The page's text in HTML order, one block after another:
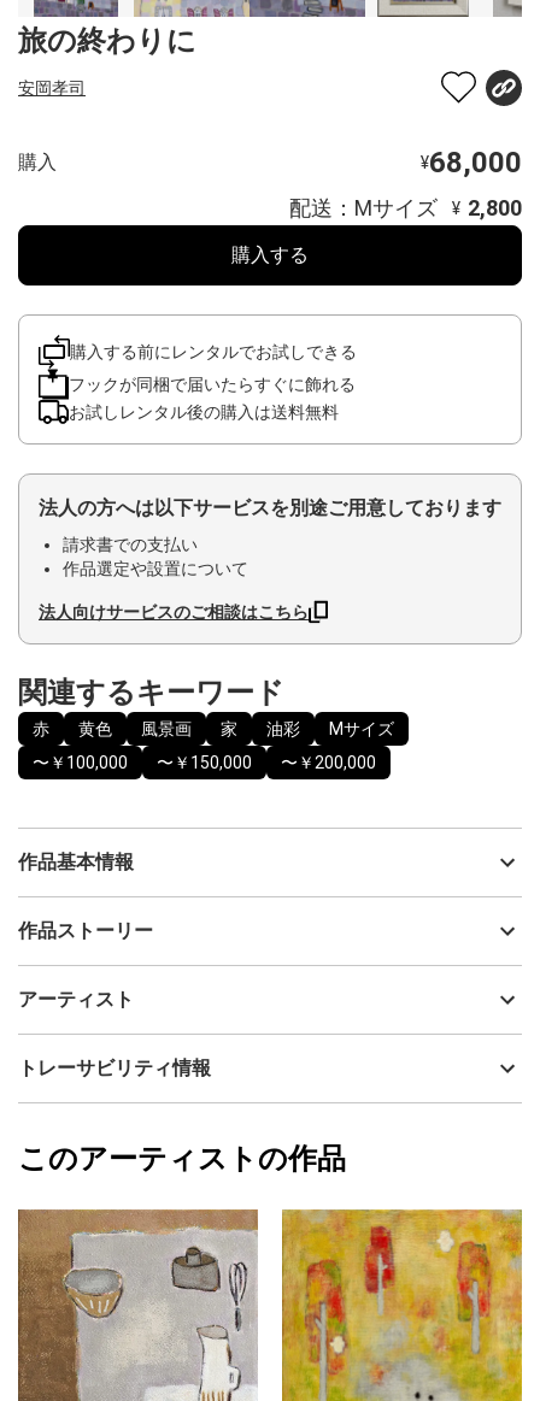
旅の終わりに
安岡孝司
購入 ¥68,000
配送：Mサイズ ¥ 2,800
購入する
購入する前にレンタルでお試しできる
フックが同梱で届いたらすぐに飾れる
お試しレンタル後の購入は送料無料
法人の方へは以下サービスを別途ご用意しております
請求書での支払い
作品選定や設置について
法人向けサービスのご相談はこちら
関連するキーワード
赤 黄色 風景画 家 油彩
Mサイズ
〜￥100,000
〜￥150,000 〜￥200,000
作品基本情報
出品者
制作年
油彩
カラー
赤
ジャンル
風景画
配送目安
二週間以内
作品ストーリー
てくる。見納める窓の景色が残り惜しい。楽しい日々だった。
作品サイズ： 33.3ｘ24.2m
ます。
アーティスト
安岡孝司
フォローする
トレーサビリティ情報
安岡孝司
このアーティストの作品